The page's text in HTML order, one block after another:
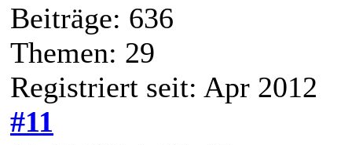
Beiträge: 636
Themen: 29
Registriert seit: Apr 2012
#11